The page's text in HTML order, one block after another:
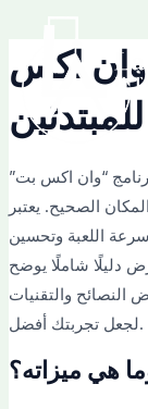
content
وان اكس
“وان اكس بت”
الصحيح. يعتبر
اللعبة وتحسين
دليلًا شاملًا يوضح
النصائح والتقنيات
لجعل تجربتك أفضل.
هي ميزاته؟